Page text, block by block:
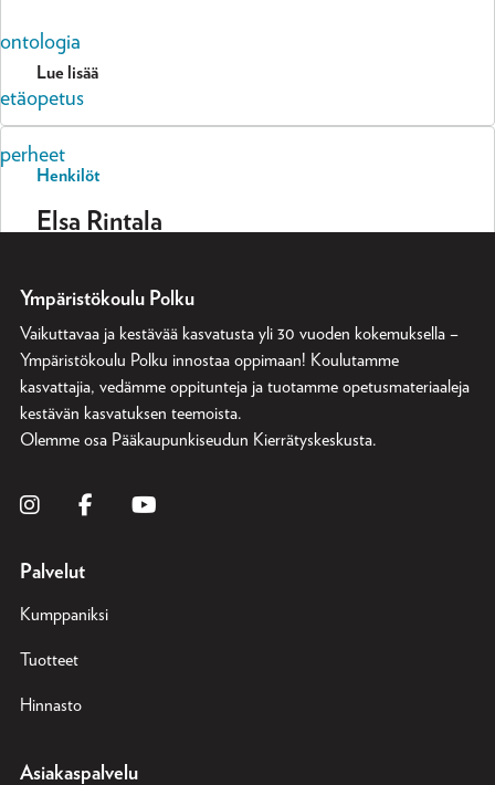
Lue lisää
Henkilöt
Elsa Rintala
ontologia
etäopetus
perheet
Ympäristökoulu Polku
Vaikuttavaa ja kestävää kasvatusta yli 30 vuoden kokemuksella –
Ympäristökoulu Polku innostaa oppimaan! Koulutamme
kasvattajia, vedämme oppitunteja ja tuotamme opetusmateriaaleja
kestävän kasvatuksen teemoista.
Olemme osa Pääkaupunkiseudun Kierrätyskeskusta.
Palvelut
Kumppaniksi
Tuotteet
Hinnasto
Asiakaspalvelu